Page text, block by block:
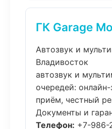
ГК Garage
Автозвук и
Владивосток
автозвук и
очередей:
приём, честный
Документы и
Телефон: +7-986-